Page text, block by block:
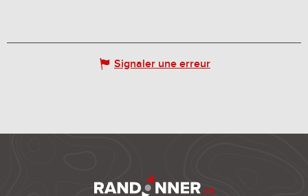
Signaler une erreur